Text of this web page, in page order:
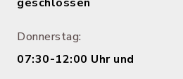
Donnerstag:
07:30-12:00 Uhr und